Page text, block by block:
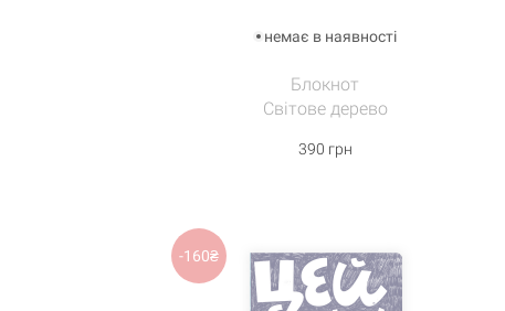
немає в наявності
Блокнот
Світове дерево
390 грн
-160₴